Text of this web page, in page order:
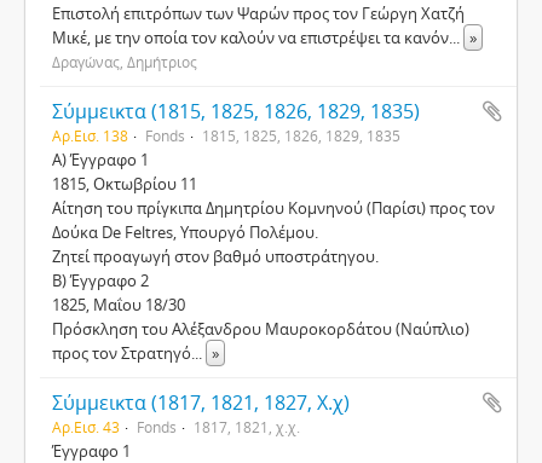
Επιστολή επιτρόπων των Ψαρών προς τον Γεώργη Χατζή
Μικέ, με την οποία τον καλούν να επιστρέψει τα κανόν... »
Δραγώνας, Δημήτριος
Σύμμεικτα (1815, 1825, 1826, 1829, 1835)
Αρ.Εισ. 138 Fonds 1815, 1825, 1826, 1829, 1835
Α) Έγγραφο 1
1815, Οκτωβρίου 11
Αίτηση του πρίγκιπα Δημητρίου Κομνηνού (Παρίσι) προς τον
Δούκα De Feltres, Υπουργό Πολέμου.
Ζητεί προαγωγή στον βαθμό υποστράτηγου.
Β) Έγγραφο 2
1825, Μαΐου 18/30
Πρόσκληση του Αλέξανδρου Μαυροκορδάτου (Ναύπλιο)
προς τον Στρατηγό... »
Σύμμεικτα (1817, 1821, 1827, Χ.χ)
Αρ.Εισ. 43 Fonds 1817, 1821, χ.χ.
Έγγραφο 1